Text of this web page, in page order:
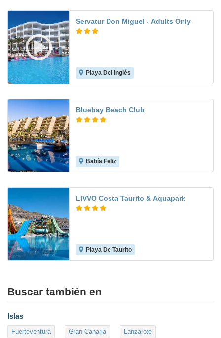
Servatur Don Miguel - Adults Only
Playa Del Inglés
Bluebay Beach Club
Bahía Feliz
LIVVO Costa Taurito & Aquapark
Playa De Taurito
Buscar también en
Islas
Fuerteventura Gran Canaria Lanzarote